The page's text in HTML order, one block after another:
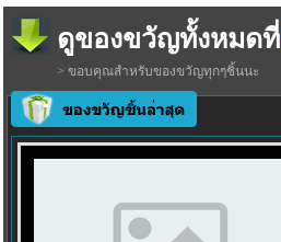
ดูของขวัญทั้งหมดที่
> ขอบคุณสำหรับของขวัญทุกๆชิ้นนะ